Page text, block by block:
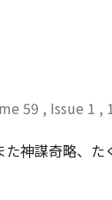
、郡によっ
収されてお
見・三段毛見
法である。
ようとする領
59 , Issue 1 ,
神謀奇略、
熹によって